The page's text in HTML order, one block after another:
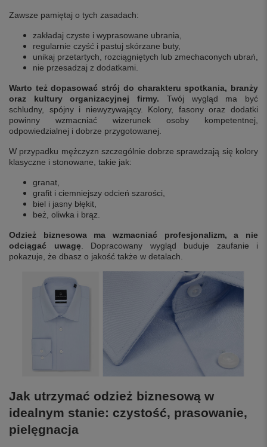
Zawsze pamiętaj o tych zasadach:
zakładaj czyste i wyprasowane ubrania,
regularnie czyść i pastuj skórzane buty,
unikaj przetartych, rozciągniętych lub zmechaconych ubrań,
nie przesadzaj z dodatkami.
Warto też dopasować strój do charakteru spotkania, branży
oraz kultury organizacyjnej firmy. Twój wygląd ma być
schludny, spójny i niewyzywający. Kolory, fasony oraz dodatki
powinny wzmacniać wizerunek osoby kompetentnej,
odpowiedzialnej i dobrze przygotowanej.
W przypadku mężczyzn szczególnie dobrze sprawdzają się kolory
klasyczne i stonowane, takie jak:
granat,
grafit i ciemniejszy odcień szarości,
biel i jasny błękit,
beż, oliwka i brąz.
Odzież biznesowa
ma wzmacniać profesjonalizm, a nie
odciągać uwagę. Dopracowany wygląd buduje zaufanie i
pokazuje, że dbasz o jakość także w detalach.
Jak utrzymać odzież biznesową w
idealnym stanie: czystość, prasowanie,
pielęgnacja